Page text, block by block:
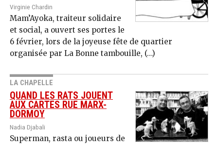
Virginie Chardin
Mam’Ayoka, traiteur solidaire
et social, a ouvert ses portes le
6 février, lors de la joyeuse fête de quartier
organisée par La Bonne tambouille, (…)
LA CHAPELLE
QUAND LES RATS JOUENT
AUX CARTES RUE MARX-
DORMOY
Nadia Djabali
Superman, rasta ou joueurs de